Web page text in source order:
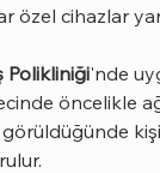
özel cihazlar
Polikliniği'nde
öncelikle